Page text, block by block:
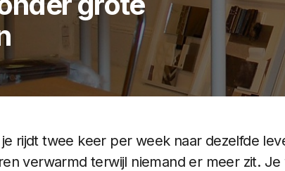
rijdt twee keer per week naar dezelfde
verwarmd terwijl niemand er meer zit.